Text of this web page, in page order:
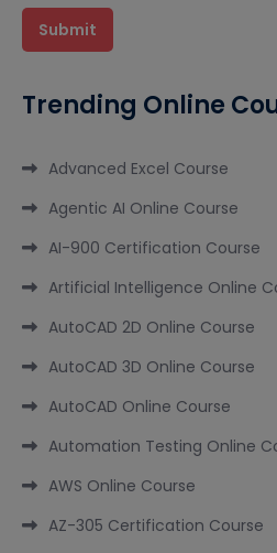
Trending Online
Advanced Excel Course
Agentic AI Online Course
AI-900 Certification Course
Artificial Intelligence Online
AutoCAD 2D Online Course
AutoCAD 3D Online Course
AutoCAD Online Course
Automation Testing Online
AWS Online Course
AZ-305 Certification Course